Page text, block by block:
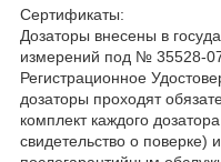
Сертификаты:
Дозаторы внесены в
измерений под № 35528-
Регистрационное
дозаторы проходят
комплект каждого
свидетельство о поверке)